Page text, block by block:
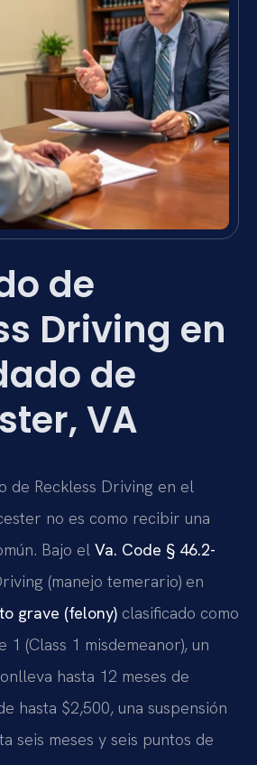
de
Driving en
de
VA
de Reckless Driving en el
no es como recibir una
Bajo el Va. Code § 46.2-
(manejo temerario) en
grave (felony) clasificado como
1 (Class 1 misdemeanor), un
hasta 12 meses de
hasta $2,500, una suspensión
seis meses y seis puntos de